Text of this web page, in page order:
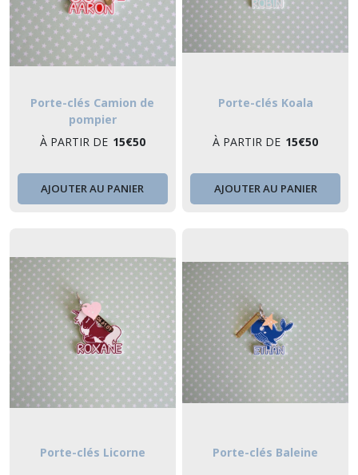
Porte-clés Camion de
pompier
À PARTIR DE 15€50
AJOUTER AU PANIER
Porte-clés Koala
À PARTIR DE 15€50
AJOUTER AU PANIER
Porte-clés Licorne Porte-clés Baleine